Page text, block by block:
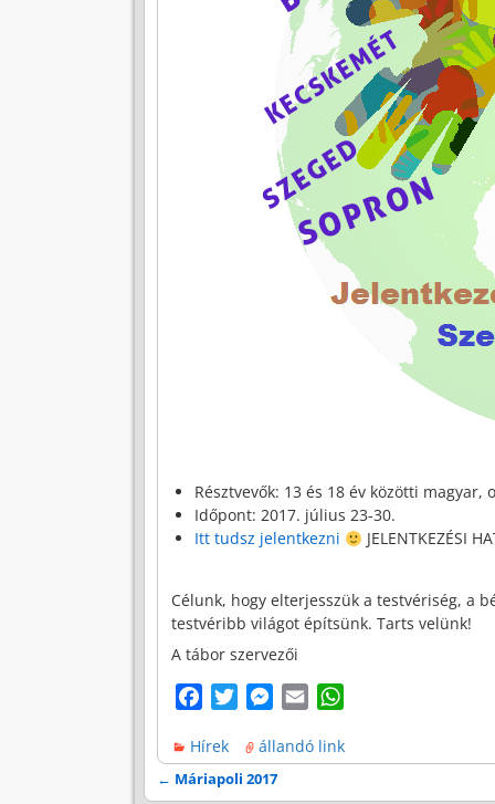
Résztvevők: 13 és 18 év közötti magyar,
Időpont: 2017. július 23-30.
Itt tudsz jelentkezni
JELENTKEZÉSI
Célunk, hogy elterjesszük a testvériség, a
testvéribb világot építsünk. Tarts velünk!
A tábor szervezői
c
e
t
M
s
s
a
a
Hírek állandó link
← Máriapoli 2017